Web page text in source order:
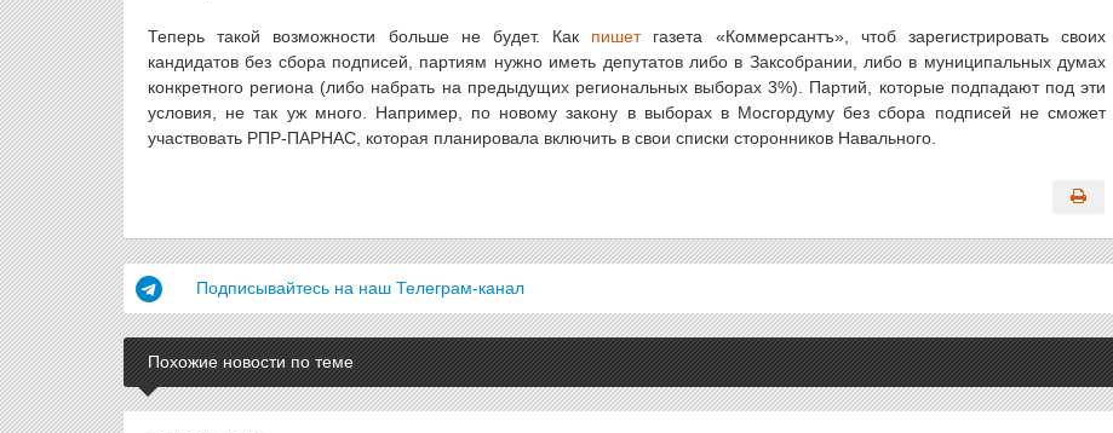
Теперь такой возможности больше не будет. Как пишетгазета «Коммерсантъ», чтоб зарегистрировать своих
кандидатов без сбора подписей, партиям нужно иметь депутатов либо в Заксобрании, либо в муниципальных думах
конкретного региона (либо набрать на предыдущих региональных выборах 3%). Партий, которые подпадают под эти
условия, не так уж много. Например, по новому закону в выборах в Мосгордуму без сбора подписей не сможет
участвовать РПР-ПАРНАС, которая планировала включить в свои списки сторонников Навального.
Подписывайтесь на наш Телеграм-канал
Похожие новости по теме